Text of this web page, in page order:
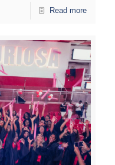
Read more